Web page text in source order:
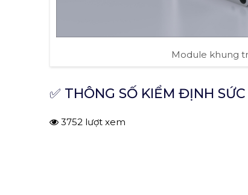
Module khung
✅ THÔNG SỐ KIỂM ĐỊNH
3752 lượt xem